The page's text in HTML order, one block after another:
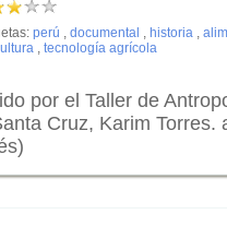
perú , documental , historia ,
, tecnología agrícola
por el Taller de
Cruz, Karim Torres.